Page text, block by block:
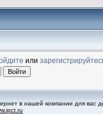
или
в нашей компании для вас